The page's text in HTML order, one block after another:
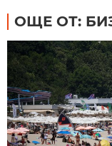
ОЩЕ ОТ: